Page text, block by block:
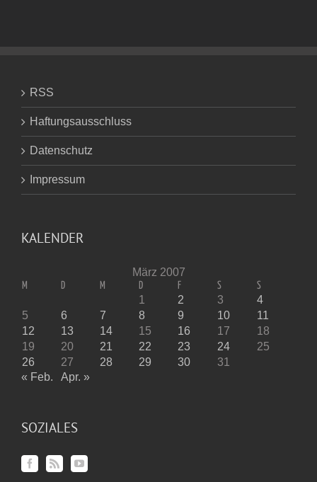
RSS
Haftungsausschluss
Datenschutz
Impressum
KALENDER
März 2007
M D M D F S S
1 2 3
4
5
6 7 8 9 10
11
12
13 14 15 16 17
18
19
20 21 22 23 24
25
26
27 28 29 30
31
« Feb.
Apr. »
SOZIALES